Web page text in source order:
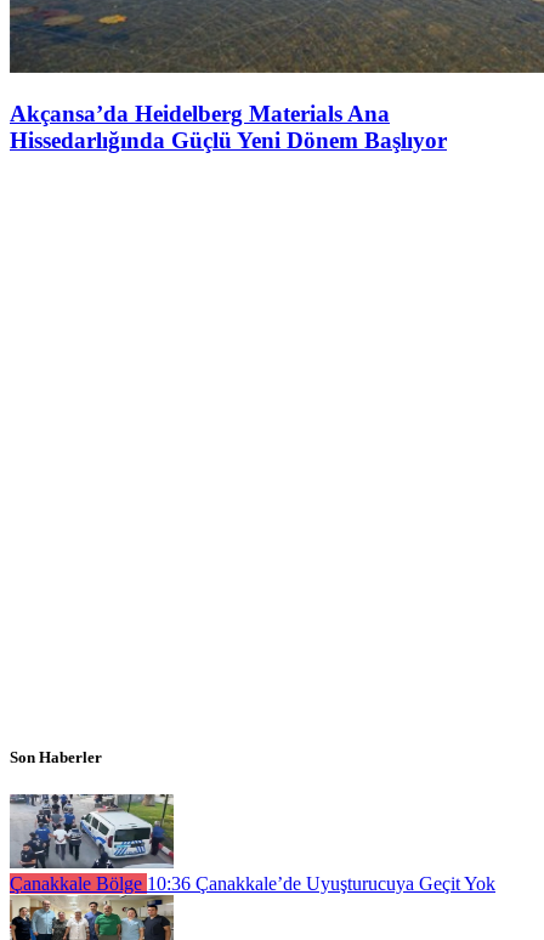
Akçansa’da Heidelberg Materials Ana
Hissedarlığında Güçlü Yeni Dönem Başlıyor
Son Haberler
Çanakkale Bölge 10:36 Çanakkale’de Uyuşturucuya Geçit Yok